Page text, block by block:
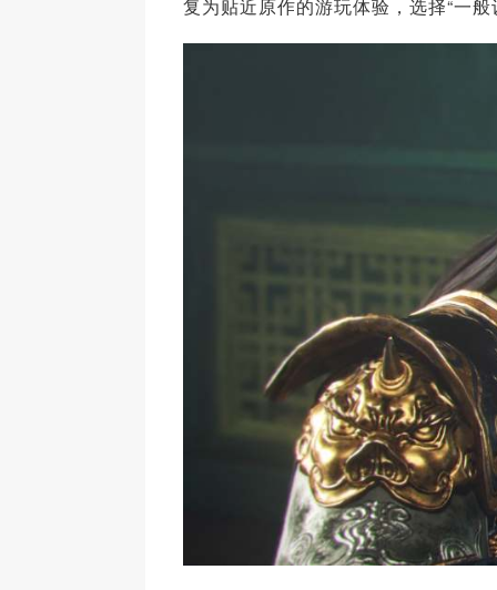
复为贴近原作的游玩体验，选择“一